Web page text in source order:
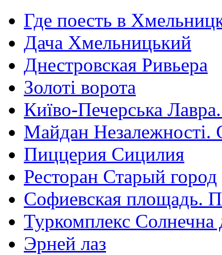
Где поесть в
Дача Хмельницький
Днестровская Ривьера
Золоті ворота
Київо-Печерська
Майдан Незалежності.
Пиццерия Сицилия
Ресторан Старый город
Софиевская площадь.
Туркомплекс Солнечна
Эрней лаз